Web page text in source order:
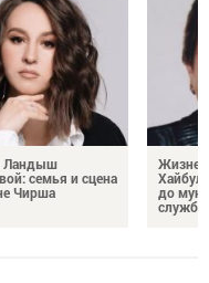
Ландыш
семья и сцена
Чирша
до
службы